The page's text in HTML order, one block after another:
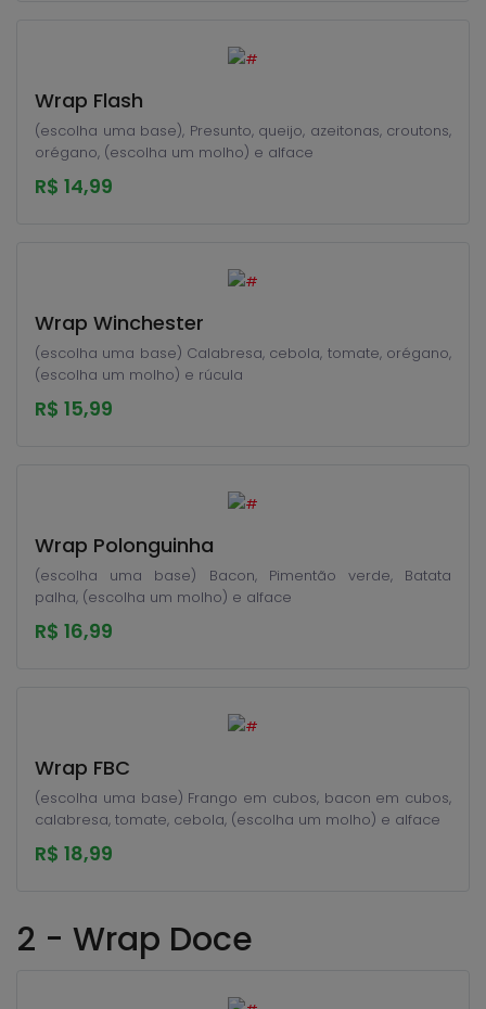
Wrap Flash
(escolha uma base), Presunto, queijo, azeitonas, croutons,
orégano, (escolha um molho) e alface
R$ 14,99
Wrap Winchester
(escolha uma base) Calabresa, cebola, tomate, orégano,
(escolha um molho) e rúcula
R$ 15,99
Wrap Polonguinha
(escolha uma base) Bacon, Pimentão verde, Batata
palha, (escolha um molho) e alface
R$ 16,99
Wrap FBC
(escolha uma base) Frango em cubos, bacon em cubos,
calabresa, tomate, cebola, (escolha um molho) e alface
R$ 18,99
2 - Wrap Doce